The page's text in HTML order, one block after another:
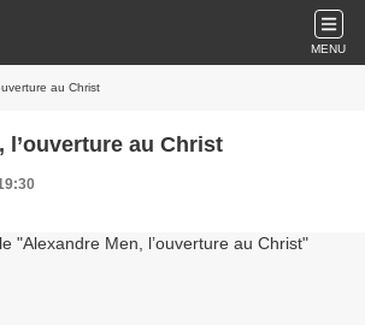
MENU
au Christ
l’ouverture au Christ